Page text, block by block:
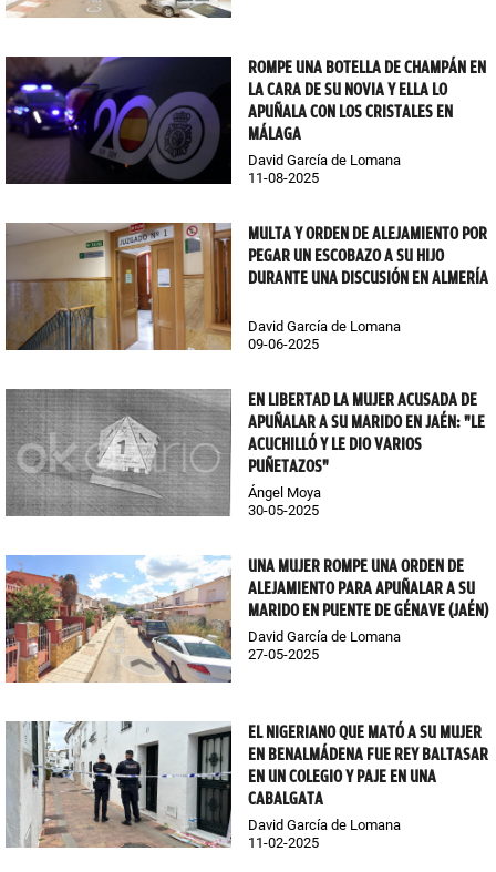
ROMPE UNA BOTELLA DE CHAMPÁN EN
LA CARA DE SU NOVIA Y ELLA LO
APUÑALA CON LOS CRISTALES EN
MÁLAGA
David García de Lomana
11-08-2025
MULTA Y ORDEN DE ALEJAMIENTO POR
PEGAR UN ESCOBAZO A SU HIJO
DURANTE UNA DISCUSIÓN EN ALMERÍA
David García de Lomana
09-06-2025
EN LIBERTAD LA MUJER ACUSADA DE
APUÑALAR A SU MARIDO EN JAÉN: "LE
ACUCHILLÓ Y LE DIO VARIOS
PUÑETAZOS"
Ángel Moya
30-05-2025
UNA MUJER ROMPE UNA ORDEN DE
ALEJAMIENTO PARA APUÑALAR A SU
MARIDO EN PUENTE DE GÉNAVE (JAÉN)
David García de Lomana
27-05-2025
EL NIGERIANO QUE MATÓ A SU MUJER
EN BENALMÁDENA FUE REY BALTASAR
EN UN COLEGIO Y PAJE EN UNA
CABALGATA
David García de Lomana
11-02-2025